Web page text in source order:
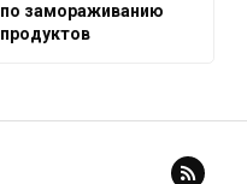
по замораживанию
продуктов